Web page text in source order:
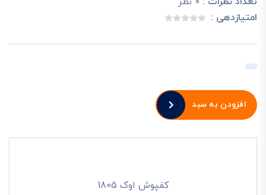
امتیازدهی :
افزودن به سبد
کفپوش اوک 1805